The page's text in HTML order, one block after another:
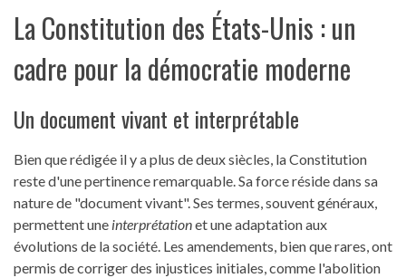
La Constitution des États-Unis : un
cadre pour la démocratie moderne
Un document vivant et interprétable
Bien que rédigée il y a plus de deux siècles, la Constitution
reste d'une pertinence remarquable. Sa force réside dans sa
nature de "document vivant". Ses termes, souvent généraux,
permettent une interprétationet une adaptation aux
évolutions de la société. Les amendements, bien que rares, ont
permis de corriger des injustices initiales, comme l'abolition